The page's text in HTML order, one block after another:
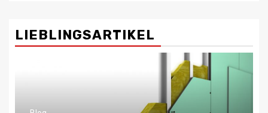
LIEBLINGSARTIKEL